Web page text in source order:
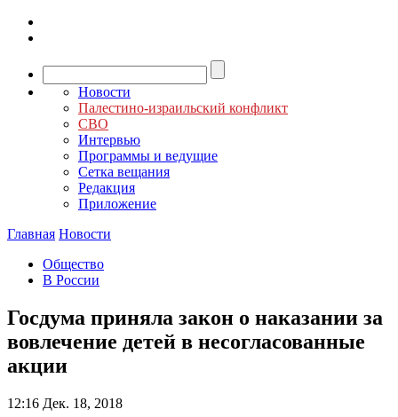
Новости
Палестино-израильский конфликт
СВО
Интервью
Программы и ведущие
Сетка вещания
Редакция
Приложение
Главная Новости
Общество
В России
Госдума приняла закон о наказании за
вовлечение детей в несогласованные
акции
12:16 Дек. 18, 2018